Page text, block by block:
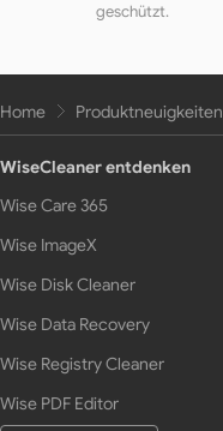
geschützt.
Home Produktneuigkeiten
WiseCleaner entdenken
Wise Care 365
Wise ImageX
Wise Disk Cleaner
Wise Data Recovery
Wise Registry Cleaner
Wise PDF Editor